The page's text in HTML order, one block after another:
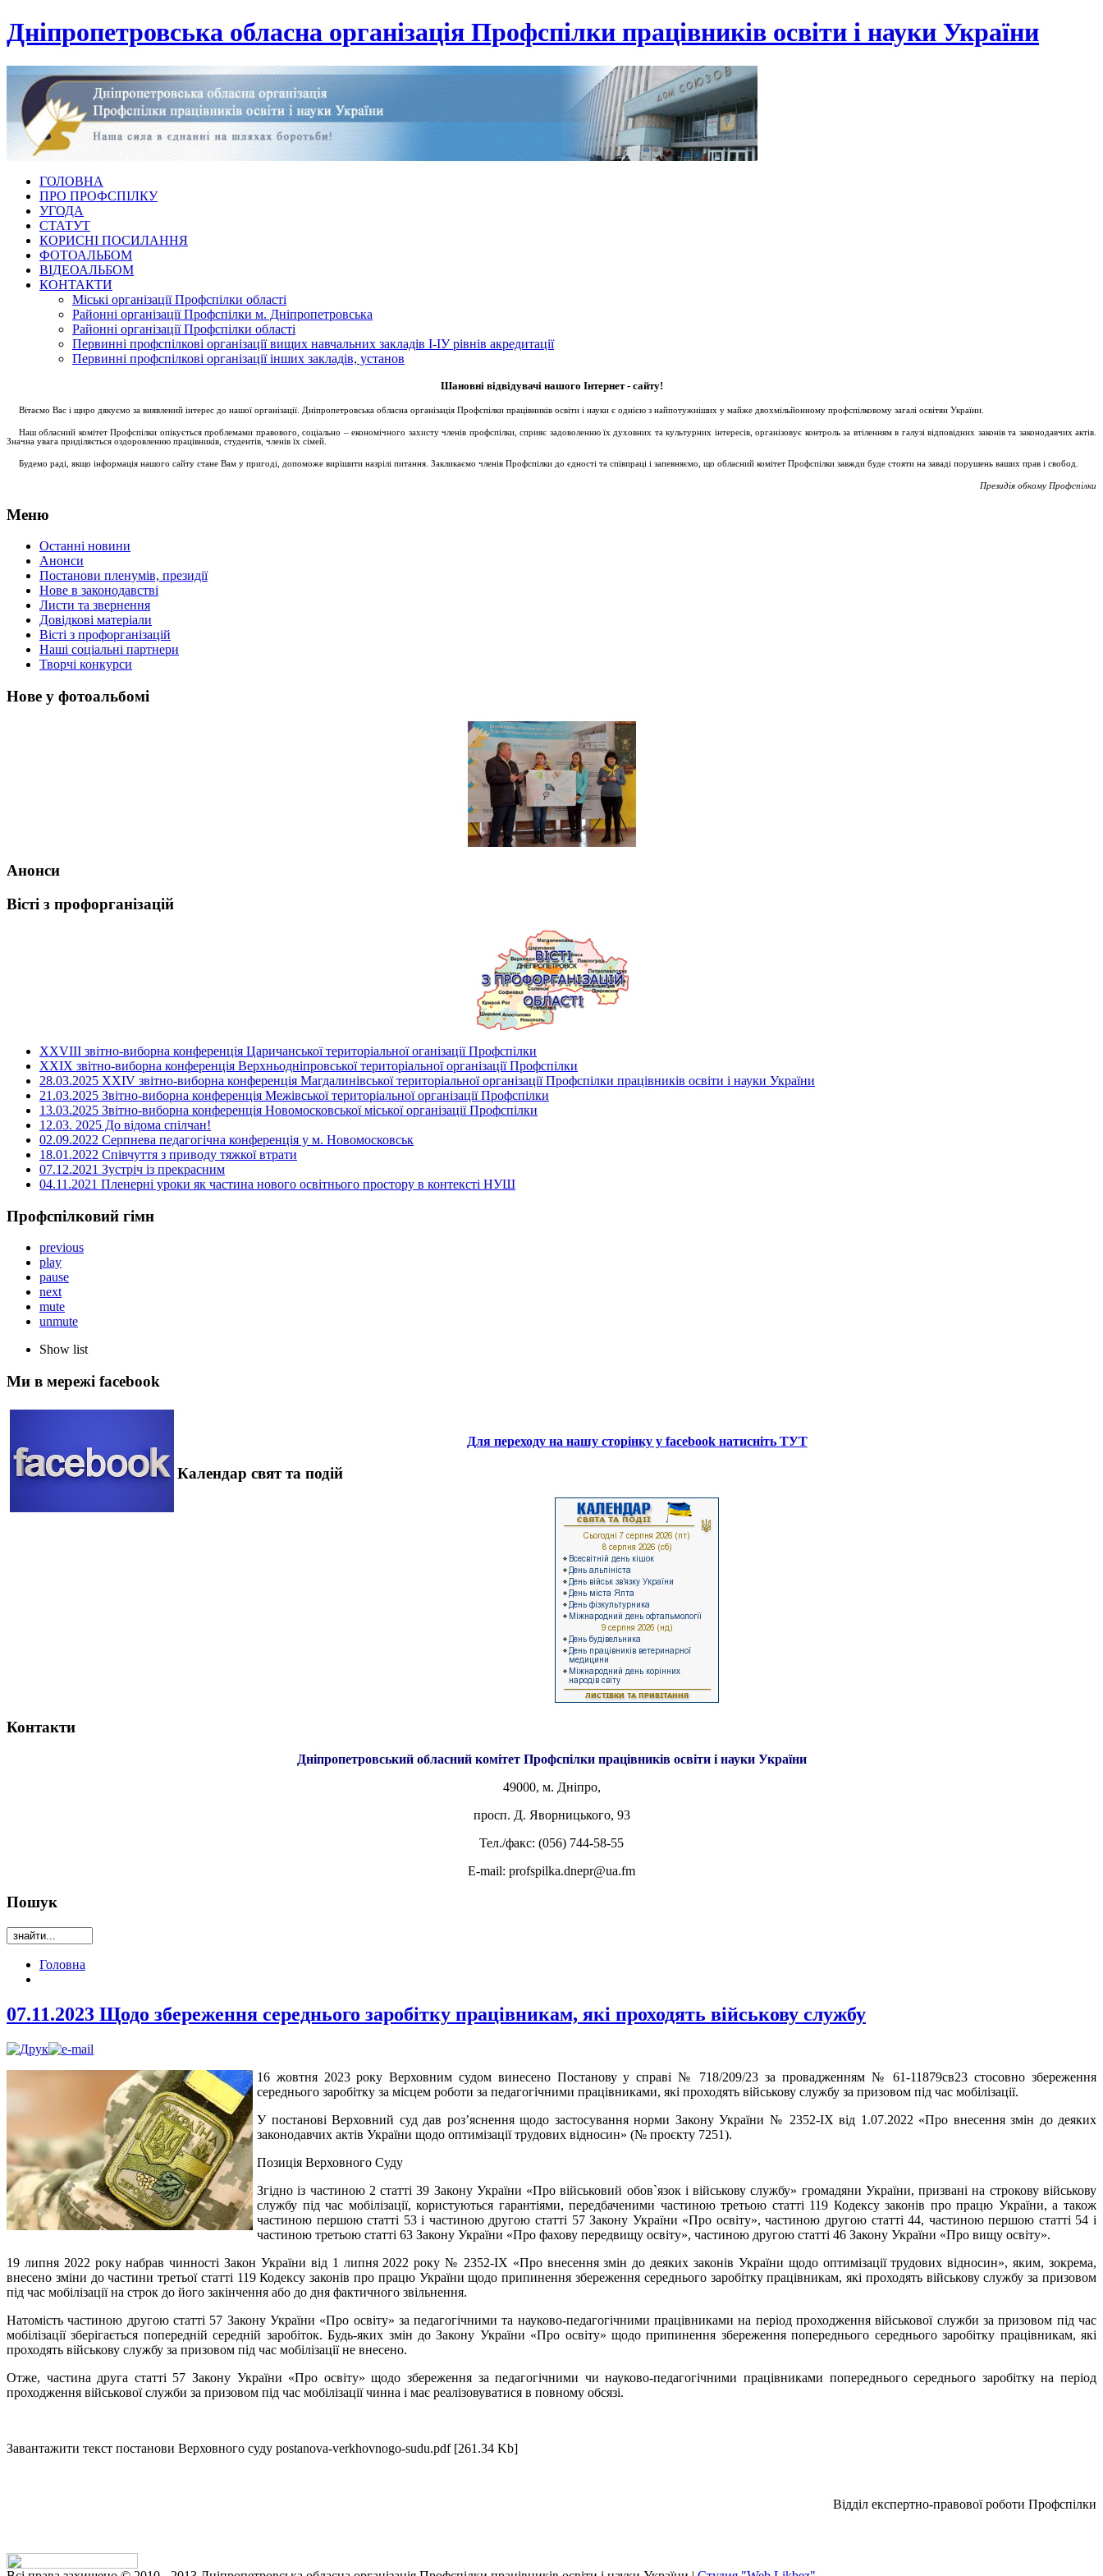
Дніпропетровська обласна організація Профспілки працівників освіти і науки України
ГОЛОВНА
ПРО ПРОФСПІЛКУ
УГОДА
СТАТУТ
КОРИСНІ ПОСИЛАННЯ
ФОТОАЛЬБОМ
ВІДЕОАЛЬБОМ
КОНТАКТИ
Міські організації Профспілки області
Районні організації Профспілки м. Дніпропетровська
Районні організації Профспілки області
Первинні профспілкові організації вищих навчальних закладів І-ІУ рівнів акредитації
Первинні профспілкові організації інших закладів, установ
Шановні відвідувачі нашого Інтернет - сайту!
Вітаємо Вас і щиро дякуємо за виявлений інтерес до нашої організації. Дніпропетровська обласна організація Профспілки працівників освіти і науки є однією з найпотужніших у майже двохмільйонному профспілковому загалі освітян України.
Наш обласний комітет Профспілки опікується проблемами правового, соціально – економічного захисту членів профспілки, сприяє задоволенню їх духовних та культурних інтересів, організовує контроль за втіленням в галузі відповідних законів та законодавчих актів.
Значна увага приділяється оздоровленню працівників, студентів, членів їх сімей.
Будемо раді, якщо інформація нашого сайту стане Вам у пригоді, допоможе вирішити назрілі питання. Закликаємо членів Профспілки до єдності та співпраці і запевняємо, що обласний комітет Профспілки завжди буде стояти на заваді порушень ваших прав і свобод.
Президія обкому Профспілки
Меню
Останні новини
Анонси
Постанови пленумів, президії
Нове в законодавстві
Листи та звернення
Довідкові матеріали
Вісті з профорганізацій
Наші соціальні партнери
Творчі конкурси
Нове у фотоальбомі
Анонси
Вісті з профорганізацій
ХХVIII звітно-виборна конференція Царичанської територіальної оганізації Профспілки
XXIX звітно-виборна конференція Верхньодніпровської територіальної організації Профспілки
28.03.2025 ХХІV звітно-виборна конференція Магдалинівської територіальної організації Профспілки працівників освіти і науки України
21.03.2025 Звітно-виборна конференція Межівської територіальної організації Профспілки
13.03.2025 Звітно-виборна конференція Новомосковської міської організації Профспілки
12.03. 2025 До відома спілчан!
02.09.2022 Серпнева педагогічна конференція у м. Новомосковськ
18.01.2022 Співчуття з приводу тяжкої втрати
07.12.2021 Зустріч із прекрасним
04.11.2021 Пленерні уроки як частина нового освітнього простору в контексті НУШ
Профспілковий гімн
previous
play
pause
next
mute
unmute
Show list
Ми в мережі facebook
Для переходу на нашу сторінку у facebook натисніть ТУТ
Календар свят та подій
Контакти
Дніпропетровський обласний комітет Профспілки працівників освіти і науки України
49000, м. Дніпро,
просп. Д. Яворницького, 93
Тел./факс: (056) 744-58-55
E-mail: profspilka.dnepr@ua.fm
Пошук
Головна
07.11.2023 Щодо збереження середнього заробітку працівникам, які проходять військову службу
16 жовтня 2023 року Верховним судом винесено Постанову у справі № 718/209/23 за провадженням № 61-11879св23 стосовно збереження
середнього заробітку за місцем роботи за педагогічними працівниками, які проходять військову службу за призовом під час мобілізації.
У постанові Верховний суд дав роз’яснення щодо застосування норми Закону України № 2352-IX від 1.07.2022 «Про внесення змін до деяких
законодавчих актів України щодо оптимізації трудових відносин» (№ проєкту 7251).
Позиція Верховного Суду
Згідно із частиною 2 статті 39 Закону України «Про військовий обов`язок і військову службу» громадяни України, призвані на строкову військову
службу під час мобілізації, користуються гарантіями, передбаченими частиною третьою статті 119 Кодексу законів про працю України, а також
частиною першою статті 53 і частиною другою статті 57 Закону України «Про освіту», частиною другою статті 44, частиною першою статті 54 і
частиною третьою статті 63 Закону України «Про фахову передвищу освіту», частиною другою статті 46 Закону України «Про вищу освіту».
19 липня 2022 року набрав чинності Закон України від 1 липня 2022 року № 2352-IX «Про внесення змін до деяких законів України щодо оптимізації трудових відносин», яким, зокрема,
внесено зміни до частини третьої статті 119 Кодексу законів про працю України щодо припинення збереження середнього заробітку працівникам, які проходять військову службу за призовом
під час мобілізації на строк до його закінчення або до дня фактичного звільнення.
Натомість частиною другою статті 57 Закону України «Про освіту» за педагогічними та науково-педагогічними працівниками на період проходження військової служби за призовом під час
мобілізації зберігається попередній середній заробіток. Будь-яких змін до Закону України «Про освіту» щодо припинення збереження попереднього середнього заробітку працівникам, які
проходять військову службу за призовом під час мобілізації не внесено.
Отже, частина друга статті 57 Закону України «Про освіту» щодо збереження за педагогічними чи науково-педагогічними працівниками попереднього середнього заробітку на період
проходження військової служби за призовом під час мобілізації чинна і має реалізовуватися в повному обсязі.
Завантажити текст постанови Верховного суду postanova-verkhovnogo-sudu.pdf [261.34 Kb]
Відділ експертно-правової роботи Профспілки